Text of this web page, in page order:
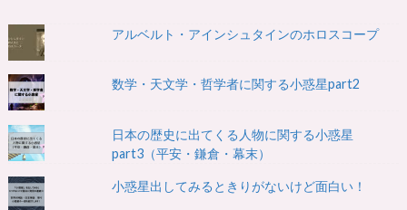
アルベルト・アインシュタインのホロスコープ
数学・天文学・哲学者に関する小惑星part2
日本の歴史に出てくる人物に関する小惑星
part3（平安・鎌倉・幕末）
小惑星出してみるときりがないけど面白い！